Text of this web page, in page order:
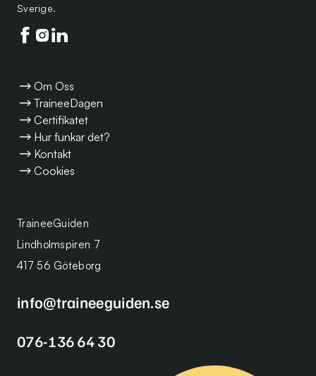
Sverige.
Följ oss på facebook
Följ oss på instagram
Följ oss på linkedin
TraineeGuiden
Lindholmspiren 7
417 56 Göteborg
info@traineeguiden.se
076-136 64 30
Om Oss
TraineeDagen
Certifikatet
Hur funkar det?
Kontakt
Cookies